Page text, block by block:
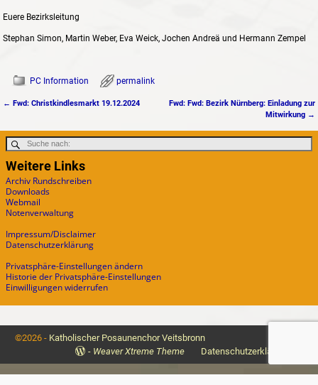
Euere Bezirksleitung
Stephan Simon, Martin Weber, Eva Weick, Jochen Andreä und Hermann Zempel
PC Information permalink
← Fwd: Christkindlesmarkt 19.12.2024
Fwd: Fwd: Bezirk Nürnberg: Einladung zur
Mitwirkung →
Weitere Links
Archiv Rundschreiben
Downloads
Webmail
Notenverwaltung
Impressum/Disclaimer
Datenschutzerklärung
Privatsphäre-Einstellungen ändern
Historie der Privatsphäre-Einstellungen
Einwilligungen widerrufen
©2026 - Katholischer Posaunenchor Veitsbronn
- Weaver Xtreme Theme Datenschutzerklärung